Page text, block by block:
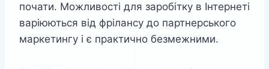
почати. Можливості для заробітку в Інтернеті
варіюються від фрілансу до партнерського
маркетингу і є практично безмежними.